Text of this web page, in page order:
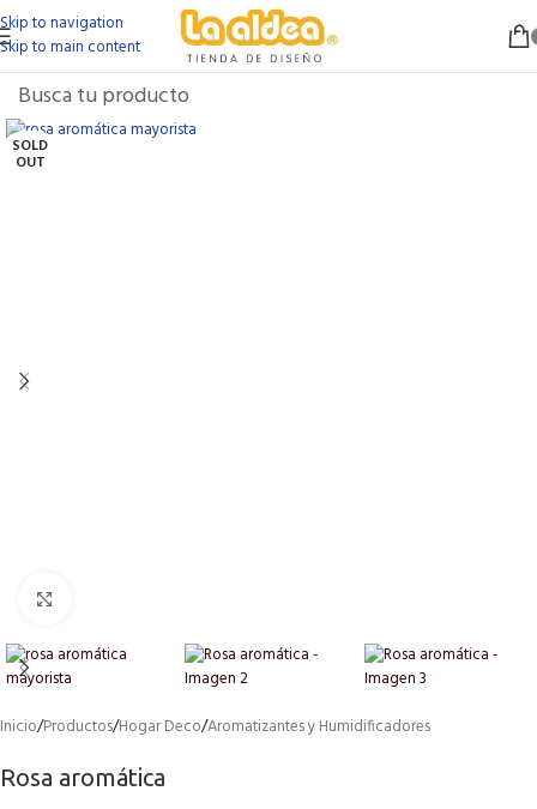
Skip to navigation
Skip to main content
SOLD
OUT
Inicio/Productos/Hogar Deco/Aromatizantes y Humidificadores
Rosa aromática